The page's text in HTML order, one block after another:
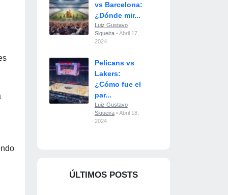
vs Barcelona:
¿Dónde mir...
Luiz Gustavo
Siqueira• Abril 17,
2024
Pelicans vs
Lakers:
¿Cómo fue el
par...
Luiz Gustavo
Siqueira• Abril 18,
2024
ÚLTIMOS POSTS